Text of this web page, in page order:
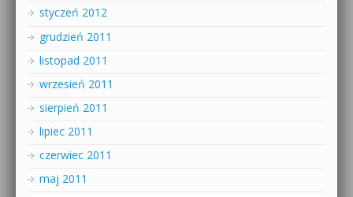
styczeń 2012
grudzień 2011
listopad 2011
wrzesień 2011
sierpień 2011
lipiec 2011
czerwiec 2011
maj 2011